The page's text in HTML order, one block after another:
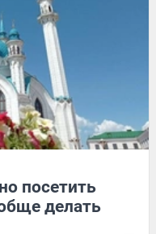
посетить
делать